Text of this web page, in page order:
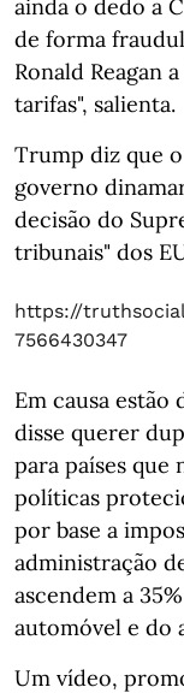
ainda o dedo a
de forma
Ronald Reagan
tarifas", salienta.
Trump diz que
governo
decisão do
tribunais" dos
https://
7566430347
Em causa estão
disse querer
para países que
políticas
por base a
administração
ascendem a
automóvel e do
Um vídeo,